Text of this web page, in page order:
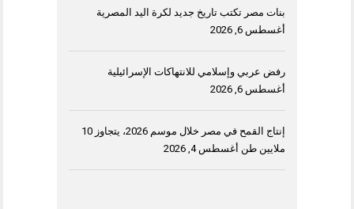
بنات مصر تكتب تاريخ جديد لكرة اليد المصرية
أغسطس 6, 2026
رفض عربي وإسلامي للانتهاكات الإسرائيلية
أغسطس 6, 2026
إنتاج القمح في مصر خلال موسم 2026، يتجاوز 10
ملايين طن أغسطس 4, 2026